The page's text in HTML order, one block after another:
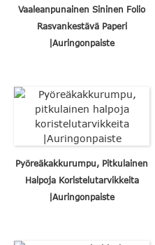
Vaaleanpunainen Sininen Folio
Rasvankestävä Paperi
|Auringonpaiste
Pyöreäkakkurumpu, Pitkulainen
Halpoja Koristelutarvikkeita
|Auringonpaiste